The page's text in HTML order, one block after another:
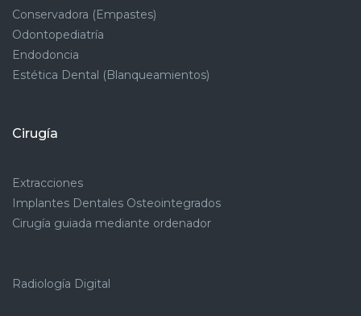
Conservadora (Empastes)
Odontopediatría
Endodoncia
Estética Dental (Blanqueamientos)
Cirugía
Extracciones
Implantes Dentales Osteointegrados
Cirugía guiada mediante ordenador
Radiología Digital